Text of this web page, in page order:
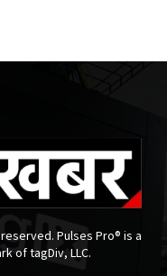
Pulses Pro® is a
of tagDiv, LLC.